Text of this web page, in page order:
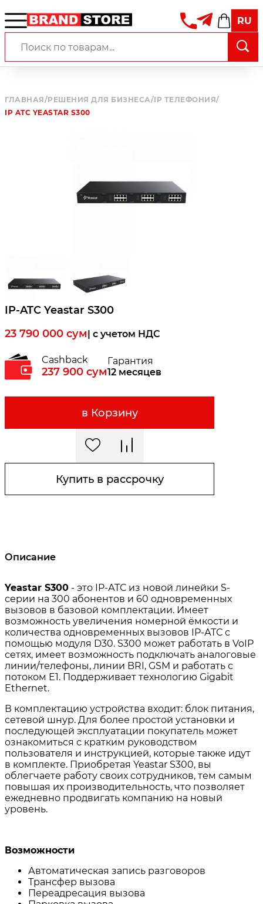
RU
ГЛАВНАЯ/РЕШЕНИЯ ДЛЯ БИЗНЕСА/IP ТЕЛЕФОНИЯ/
IP ATC YEASTAR S300
IP-ATC Yeastar S300
23 790 000 сум| c учетом НДС
Cashback
237 900 сум
Гарантия
12 месяцев
в Корзину
Купить в рассрочку
Описание